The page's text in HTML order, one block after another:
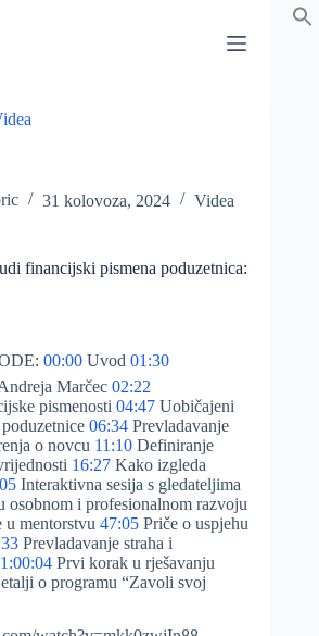
31 kolovoza, 2024 Videa
financijski pismena poduzetnica:
00:00 Uvod 01:30
Marčec 02:22
pismenosti 04:47 Uobičajeni
06:34 Prevladavanje
o novcu 11:10 Definiranje
16:27 Kako izgleda
Interaktivna sesija s gledateljima
osobnom i profesionalnom razvoju
u mentorstvu 47:05 Priče o uspjehu
Prevladavanje straha i
Prvi korak u rješavanju
o programu “Zavoli svoj